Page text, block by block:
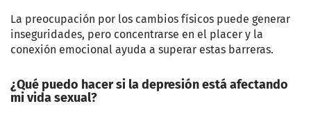
La preocupación por los cambios físicos puede generar
inseguridades, pero concentrarse en el placer y la
conexión emocional ayuda a superar estas barreras.
¿Qué puedo hacer si la depresión está afectando
mi vida sexual?